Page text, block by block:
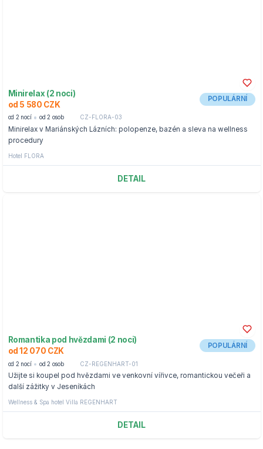
Minirelax (2 noci)
od 5 580 CZK
POPULÁRNÍ
od 2 nocí od 2 osob CZ-FLORA-03
Minirelax v Mariánských Lázních: polopenze, bazén a sleva na wellness
procedury
Hotel FLORA
DETAIL
Romantika pod hvězdami (2 noci)
od 12 070 CZK
POPULÁRNÍ
od 2 nocí od 2 osob CZ-REGENHART-01
Užijte si koupel pod hvězdami ve venkovní vířivce, romantickou večeři a
další zážitky v Jeseníkách
Wellness & Spa hotel Villa REGENHART
DETAIL